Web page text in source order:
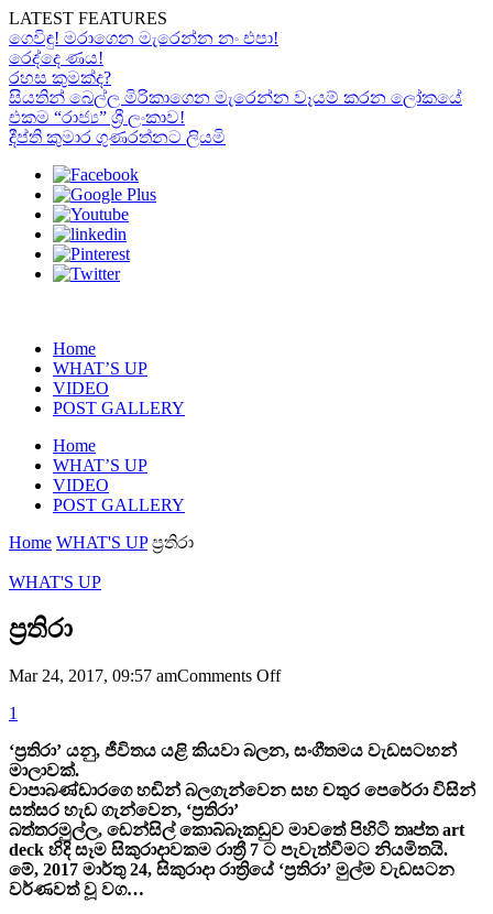
LATEST FEATURES
ගෙවිඳු! මරාගෙන මැරෙන්න නං එපා!
රෙද්දෙ ණය!
රහස කුමක්ද?
සියතින් බෙල්ල මිරිකාගෙන මැරෙන්න වෑයම් කරන ලෝකයේ
එකම “රාජ්‍ය” ශ්‍රී ලංකාව!
දීප්ති කුමාර ගුණරත්නට ලියමි
Home
WHAT’S UP
VIDEO
POST GALLERY
Home
WHAT’S UP
VIDEO
POST GALLERY
Home WHAT'S UP ප්‍රතිරා
WHAT'S UP
ප්‍රතිරා
Mar 24, 2017, 09:57 amComments Offon
1
‘ප්‍රතිරා’ යනු, ජීවිතය යළි කියවා බලන, සංගීතමය වැඩසටහන්
මාලාවක්.
චාපාබණ්ඩාරගෙ හඬින් බලගැන්වෙන සහ චතුර පෙරේරා විසින්
සත්සර හැඩ ගැන්වෙන, ‘ප්‍රතිරා’
බත්තරමුල්ල, ඩෙන්සිල් කොබ්බෑකඩුව මාවතේ පිහිටි තෘප්ත art
deck හිදි සෑම සිකුරාදාවකම රාත්‍රී 7 ට පැවැත්වීමට නියමිතයි.
මේ, 2017 මාර්තු 24, සිකුරාදා රාත්‍රියේ ‘ප්‍රතිරා’ මුල්ම වැඩසටන
වර්ණවත් වූ වග…